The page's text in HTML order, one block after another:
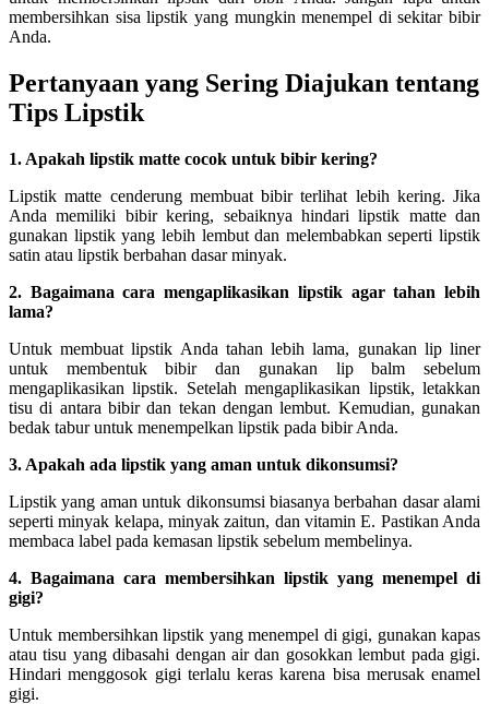
membersihkan sisa lipstik yang mungkin menempel di sekitar bibir
Anda.
Pertanyaan yang Sering Diajukan tentang
Tips Lipstik
1. Apakah lipstik matte cocok untuk bibir kering?
Lipstik matte cenderung membuat bibir terlihat lebih kering. Jika
Anda memiliki bibir kering, sebaiknya hindari lipstik matte dan
gunakan lipstik yang lebih lembut dan melembabkan seperti lipstik
satin atau lipstik berbahan dasar minyak.
2. Bagaimana cara mengaplikasikan lipstik agar tahan lebih
lama?
Untuk membuat lipstik Anda tahan lebih lama, gunakan lip liner
untuk membentuk bibir dan gunakan lip balm sebelum
mengaplikasikan lipstik. Setelah mengaplikasikan lipstik, letakkan
tisu di antara bibir dan tekan dengan lembut. Kemudian, gunakan
bedak tabur untuk menempelkan lipstik pada bibir Anda.
3. Apakah ada lipstik yang aman untuk dikonsumsi?
Lipstik yang aman untuk dikonsumsi biasanya berbahan dasar alami
seperti minyak kelapa, minyak zaitun, dan vitamin E. Pastikan Anda
membaca label pada kemasan lipstik sebelum membelinya.
4. Bagaimana cara membersihkan lipstik yang menempel di
gigi?
Untuk membersihkan lipstik yang menempel di gigi, gunakan kapas
atau tisu yang dibasahi dengan air dan gosokkan lembut pada gigi.
Hindari menggosok gigi terlalu keras karena bisa merusak enamel
gigi.